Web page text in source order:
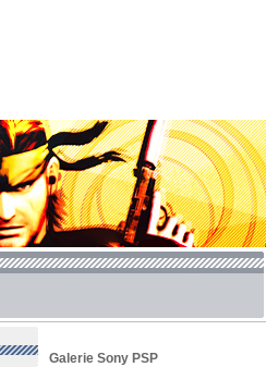
Galerie Sony PSP